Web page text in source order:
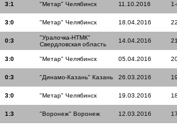
3:1 "Метар" Челябинск 11.10.2016
3:0 "Метар" Челябинск 18.04.2016
0:3
"Уралочка-НТМК"
Свердловская область
14.04.2016
3:0 "Метар" Челябинск 05.04.2016
0:3 "Динамо-Казань" Казань 26.03.2016
3:0 "Метар" Челябинск 19.03.2016
1:3 "Воронеж" Воронеж 12.03.2016